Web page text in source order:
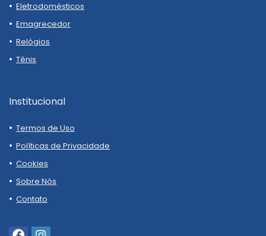
Eletrodomésticos
Emagrecedor
Relógios
Tênis
Institucional
Termos de Uso
Políticas de Privacidade
Cookies
Sobre Nós
Contato